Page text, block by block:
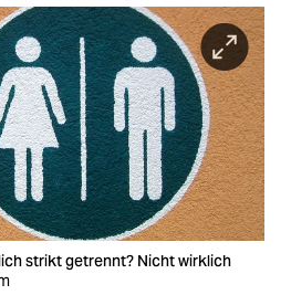
strikt getrennt? Nicht wirklich